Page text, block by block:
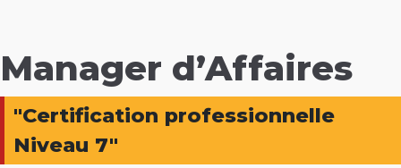
Manager d’Affaires
"Certification professionnelle
Niveau 7"